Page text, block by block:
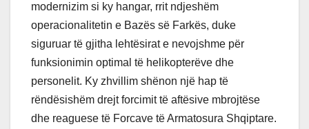
modernizim si ky hangar, rrit ndjeshëm
operacionalitetin e Bazës së Farkës, duke
siguruar të gjitha lehtësirat e nevojshme për
funksionimin optimal të helikopterëve dhe
personelit. Ky zhvillim shënon një hap të
rëndësishëm drejt forcimit të aftësive mbrojtëse
dhe reaguese të Forcave të Armatosura Shqiptare.